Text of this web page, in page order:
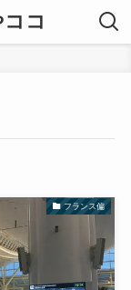
コ
フランス偏